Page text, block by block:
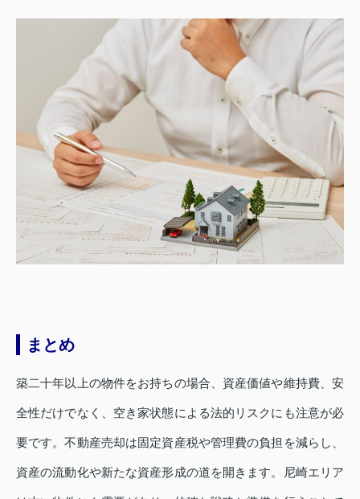
まとめ
築二十年以上の物件をお持ちの場合、資産価値や維持費、安
全性だけでなく、空き家状態による法的リスクにも注意が必
要です。不動産売却は固定資産税や管理費の負担を減らし、
資産の流動化や新たな資産形成の道を開きます。尼崎エリア